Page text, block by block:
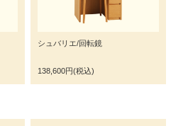
シュバリエ/回転鏡
138,600円(税込)